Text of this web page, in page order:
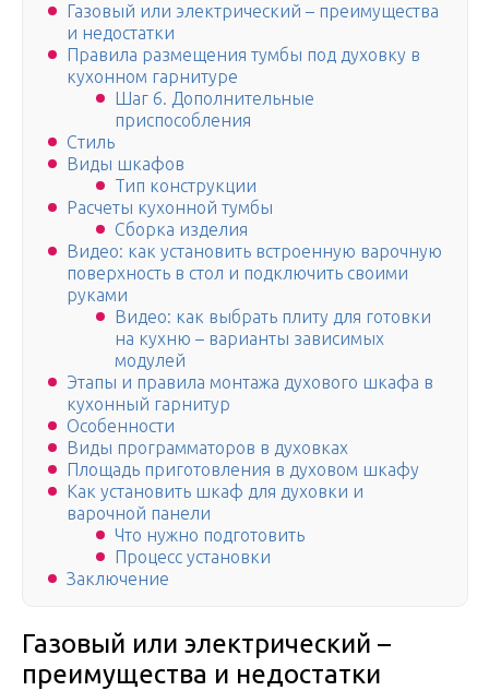
Газовый или электрический – преимущества
и недостатки
Правила размещения тумбы под духовку в
кухонном гарнитуре
Шаг 6. Дополнительные
приспособления
Стиль
Виды шкафов
Тип конструкции
Расчеты кухонной тумбы
Сборка изделия
Видео: как установить встроенную варочную
поверхность в стол и подключить своими
руками
Видео: как выбрать плиту для готовки
на кухню – варианты зависимых
модулей
Этапы и правила монтажа духового шкафа в
кухонный гарнитур
Особенности
Виды программаторов в духовках
Площадь приготовления в духовом шкафу
Как установить шкаф для духовки и
варочной панели
Что нужно подготовить
Процесс установки
Заключение
Газовый или электрический –
преимущества и недостатки